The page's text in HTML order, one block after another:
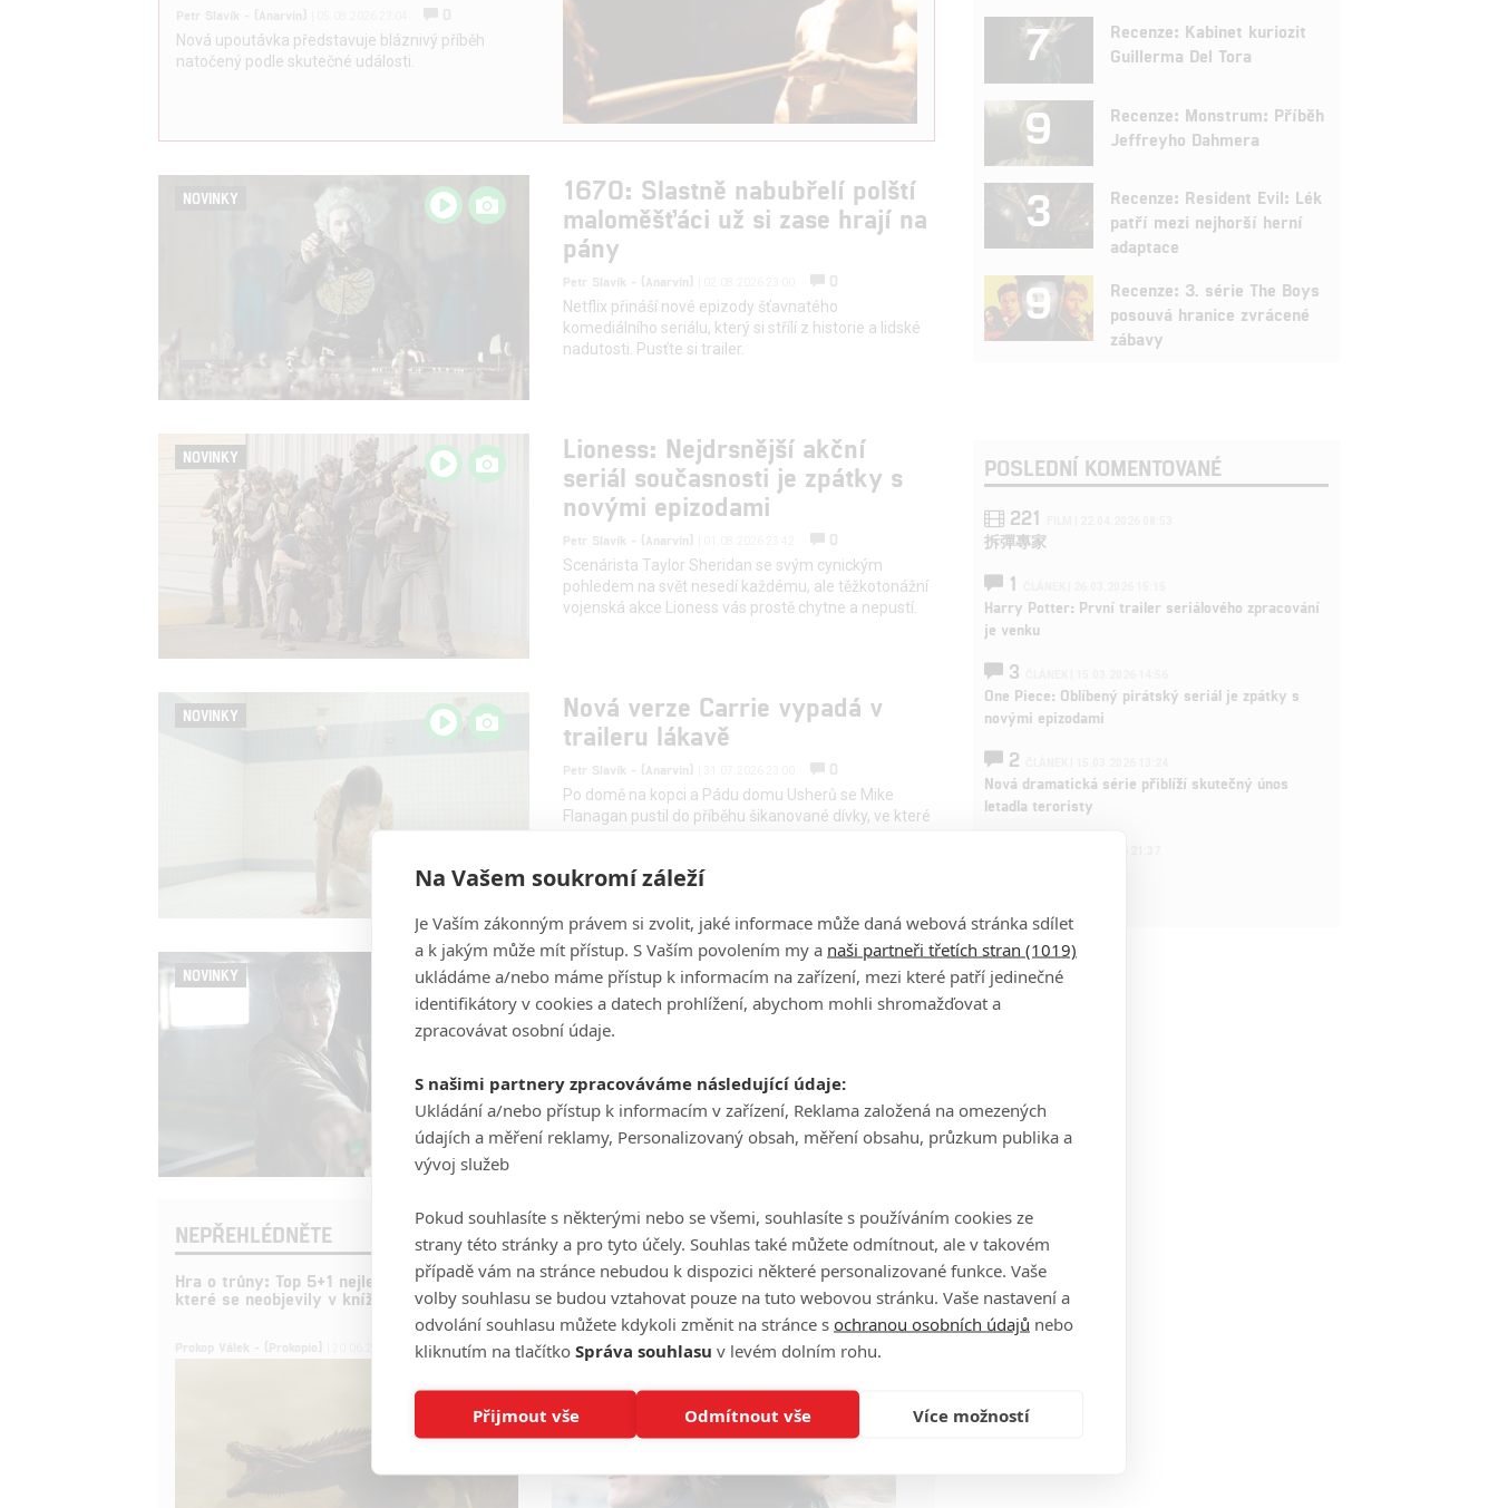
Nová upoutávka představuje bláznivý příběh
natočený podle skutečné události.
NOVINKY
1670: Slastně nabubřelí polští
maloměšťáci už si zase hrají na
pány
Petr Slavík - (Anarvin)
0
Netflix přináší nové epizody šťavnatého
komediálního seriálu, který si střílí z historie a lidské
nadutosti. Pusťte si trailer.
NOVINKY
Lioness: Nejdrsnější akční
seriál současnosti je zpátky s
novými epizodami
Petr Slavík - (Anarvin)
0
Scenárista Taylor Sheridan se svým cynickým
pohledem na svět nesedí každému, ale těžkotonážní
vojenská akce Lioness vás prostě chytne a nepustí.
NOVINKY
Nová verze Carrie vypadá v
traileru lákavě
Petr Slavík - (Anarvin)
0
Po domě na kopci a Pádu domu Usherů se Mike
Flanagan pustil do příběhu šikanované dívky, ve které
NOVINKY
Lanterns: V posledním traileru
vypadá komiksová novinka od
HBO zatraceně dobře
Zapomeňte na umělé pseudokontroverze. Nová
hutná detektivka vypadá dobře a má esa v rukávu.
NEPŘEHLÉDNĚTE
Hra o trůny: Top 5+1 nejlepších momentů,
které se neobjevily v knížkách
| 20.06.2020 07:00 5
Ester a Karolína: ČT nabídla dva vynikající
pohledy na lidskou nezlomnost
Petr Slavík - (Anarvin) | 16.01.2021 18:00 3
7
Recenze: Kabinet kuriozit
Guillerma Del Tora
9
Recenze: Monstrum: Příběh
Jeffreyho Dahmera
3
Recenze: Resident Evil: Lék
patří mezi nejhorší herní
adaptace
9
Recenze: 3. série The Boys
posouvá hranice zvrácené
zábavy
POSLEDNÍ KOMENTOVANÉ
221
拆彈專家
1
Harry Potter: První trailer seriálového zpracování
je venku
3
One Piece: Oblíbený pirátský seriál je zpátky s
novými epizodami
2
Nová dramatická série přiblíží skutečný únos
letadla teroristy
Na Vašem soukromí záleží
Je Vaším zákonným právem si zvolit, jaké informace může daná webová stránka sdílet
a k jakým může mít přístup. S Vaším povolením my a naši partneři třetích stran (1019)
ukládáme a/nebo máme přístup k informacím na zařízení, mezi které patří jedinečné
identifikátory v cookies a datech prohlížení, abychom mohli shromažďovat a
zpracovávat osobní údaje.
S našimi partnery zpracováváme následující údaje:
Ukládání a/nebo přístup k informacím v zařízení, Reklama založená na omezených
údajích a měření reklamy, Personalizovaný obsah, měření obsahu, průzkum publika a
vývoj služeb
Pokud souhlasíte s některými nebo se všemi, souhlasíte s používáním cookies ze
strany této stránky a pro tyto účely. Souhlas také můžete odmítnout, ale v takovém
případě vám na stránce nebudou k dispozici některé personalizované funkce. Vaše
volby souhlasu se budou vztahovat pouze na tuto webovou stránku. Vaše nastavení a
odvolání souhlasu můžete kdykoli změnit na stránce s ochranou osobních údajů nebo
kliknutím na tlačítko Správa souhlasu v levém dolním rohu.
Přijmout vše Odmítnout vše Více možností